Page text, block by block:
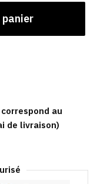
au
de livraison)